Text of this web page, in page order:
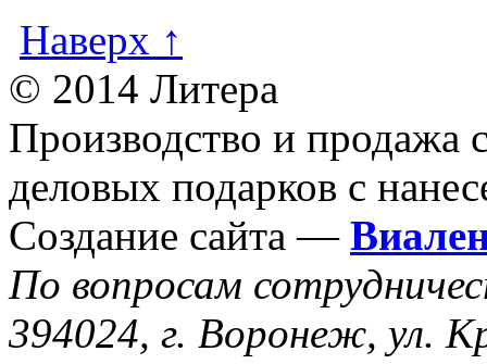
Наверх ↑
© 2014 Литера
Производство и продажа
деловых подарков с
Создание сайта —
По вопросам
394024, г. Воронеж, ул.